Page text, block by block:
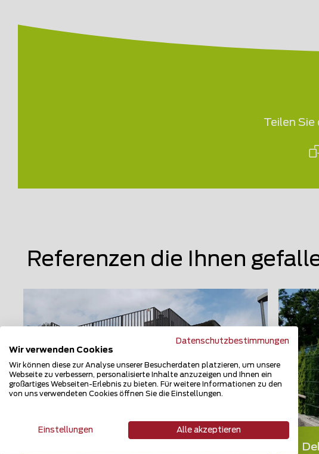
Teilen
Referenzen die Ihnen
Datenschutzbestimmungen
Wir verwenden Cookies
Wir können diese zur Analyse unserer Besucherdaten platzieren, um unsere
Webseite zu verbessern, personalisierte Inhalte anzuzeigen und Ihnen ein
großartiges Webseiten-Erlebnis zu bieten. Für weitere Informationen zu den
von uns verwendeten Cookies öffnen Sie die Einstellungen.
Einstellungen Alle akzeptieren